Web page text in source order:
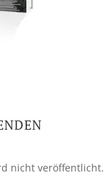
nicht veröffentlicht.